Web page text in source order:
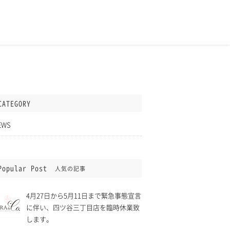
Post 人気の記事
4月27日から5月11日まで緊急事態宣言
に伴い、四ツ谷三丁目店を臨時休業致
します。